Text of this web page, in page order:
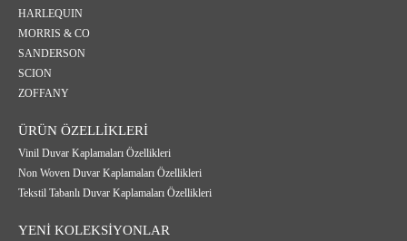
HARLEQUIN
MORRIS & CO
SANDERSON
SCION
ZOFFANY
ÜRÜN ÖZELLİKLERİ
Vinil Duvar Kaplamaları Özellikleri
Non Woven Duvar Kaplamaları Özellikleri
Tekstil Tabanlı Duvar Kaplamaları Özellikleri
YENİ KOLEKSİYONLAR